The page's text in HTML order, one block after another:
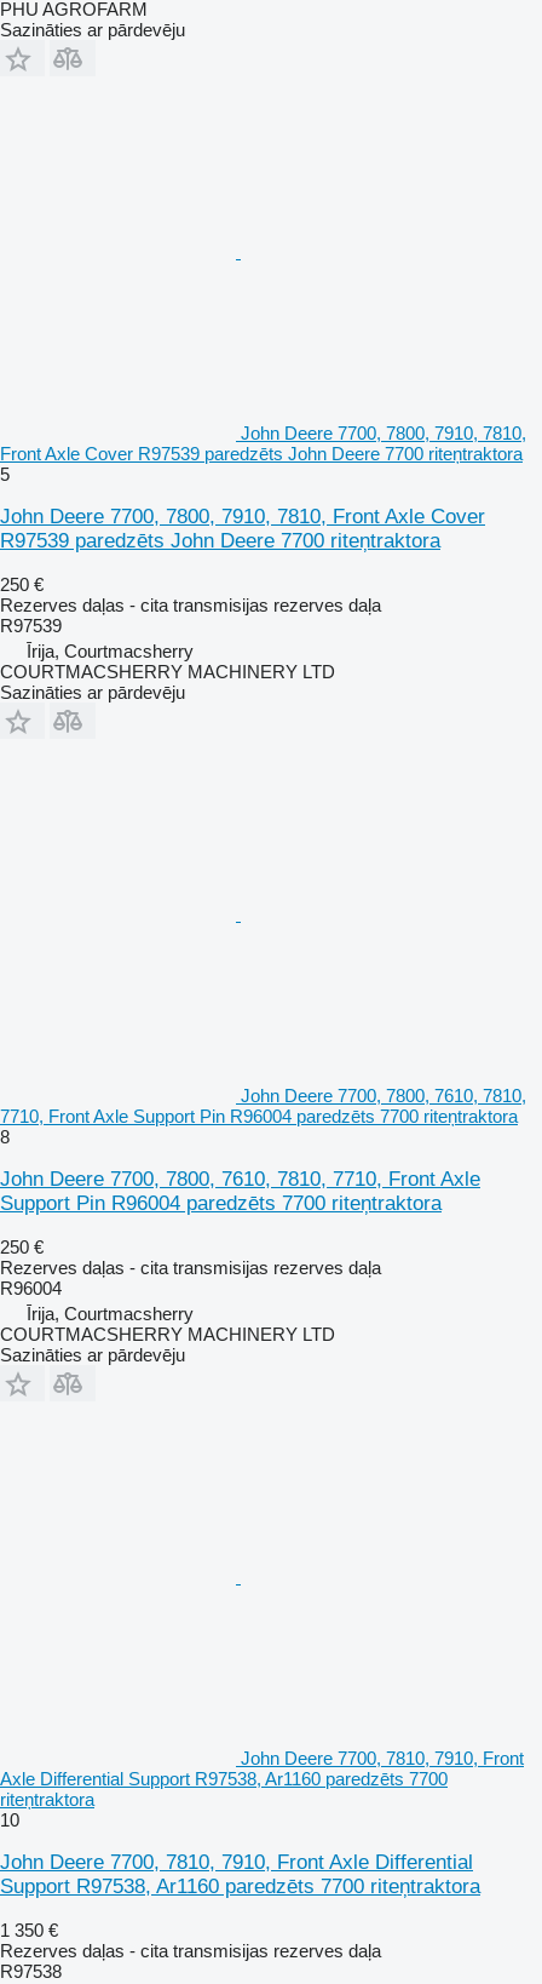
PHU AGROFARM
Sazināties ar pārdevēju
John Deere 7700, 7800, 7910, 7810,
Front Axle Cover R97539 paredzēts John Deere 7700 riteņtraktora
5
John Deere 7700, 7800, 7910, 7810, Front Axle Cover
R97539 paredzēts John Deere 7700 riteņtraktora
250 €
Rezerves daļas - cita transmisijas rezerves daļa
R97539
Īrija, Courtmacsherry
COURTMACSHERRY MACHINERY LTD
Sazināties ar pārdevēju
John Deere 7700, 7800, 7610, 7810,
7710, Front Axle Support Pin R96004 paredzēts 7700 riteņtraktora
8
John Deere 7700, 7800, 7610, 7810, 7710, Front Axle
Support Pin R96004 paredzēts 7700 riteņtraktora
250 €
Rezerves daļas - cita transmisijas rezerves daļa
R96004
Īrija, Courtmacsherry
COURTMACSHERRY MACHINERY LTD
Sazināties ar pārdevēju
John Deere 7700, 7810, 7910, Front
Axle Differential Support R97538, Ar1160 paredzēts 7700
riteņtraktora
10
John Deere 7700, 7810, 7910, Front Axle Differential
Support R97538, Ar1160 paredzēts 7700 riteņtraktora
1 350 €
Rezerves daļas - cita transmisijas rezerves daļa
R97538